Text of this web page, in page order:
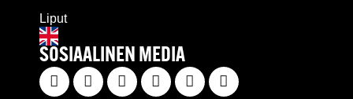
Liput
SOSIAALINEN MEDIA